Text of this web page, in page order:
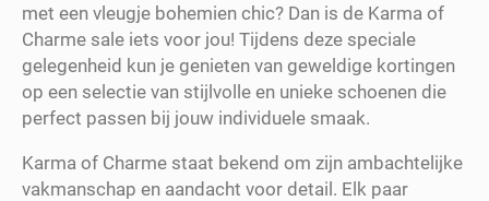
met een vleugje bohemien chic? Dan is de Karma of
Charme sale iets voor jou! Tijdens deze speciale
gelegenheid kun je genieten van geweldige kortingen
op een selectie van stijlvolle en unieke schoenen die
perfect passen bij jouw individuele smaak.
Karma of Charme staat bekend om zijn ambachtelijke
vakmanschap en aandacht voor detail. Elk paar